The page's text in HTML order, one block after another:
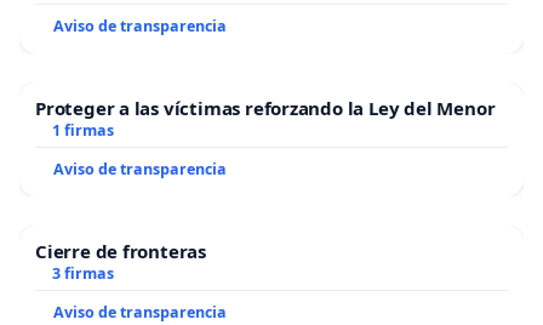
Aviso de transparencia
Proteger a las víctimas reforzando la Ley del Menor
1 firmas
Aviso de transparencia
Cierre de fronteras
3 firmas
Aviso de transparencia